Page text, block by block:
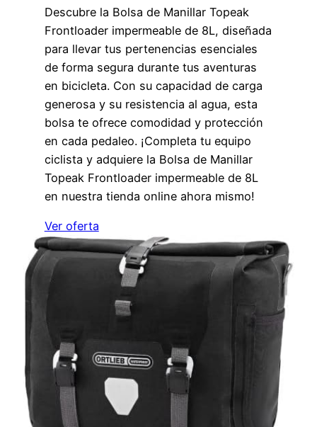
Descubre la Bolsa de Manillar Topeak
Frontloader impermeable de 8L, diseñada
para llevar tus pertenencias esenciales
de forma segura durante tus aventuras
en bicicleta. Con su capacidad de carga
generosa y su resistencia al agua, esta
bolsa te ofrece comodidad y protección
en cada pedaleo. ¡Completa tu equipo
ciclista y adquiere la Bolsa de Manillar
Topeak Frontloader impermeable de 8L
en nuestra tienda online ahora mismo!
Ver oferta